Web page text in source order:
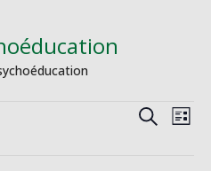
Recherche
de
Liste